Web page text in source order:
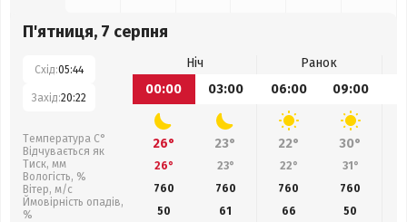
П'ятниця, 7 серпня
Схід:05:44
Захід:20:22
Температура С°
Відчувається як
Тиск, мм
Вологість, %
Вітер, м/с
Ймовірність опадів,
%
Ніч
Ранок
00:00
03:00 06:00 09:00
26° 23° 22° 30°
26° 23° 22° 31°
760
760 760 760
50
61 66 50